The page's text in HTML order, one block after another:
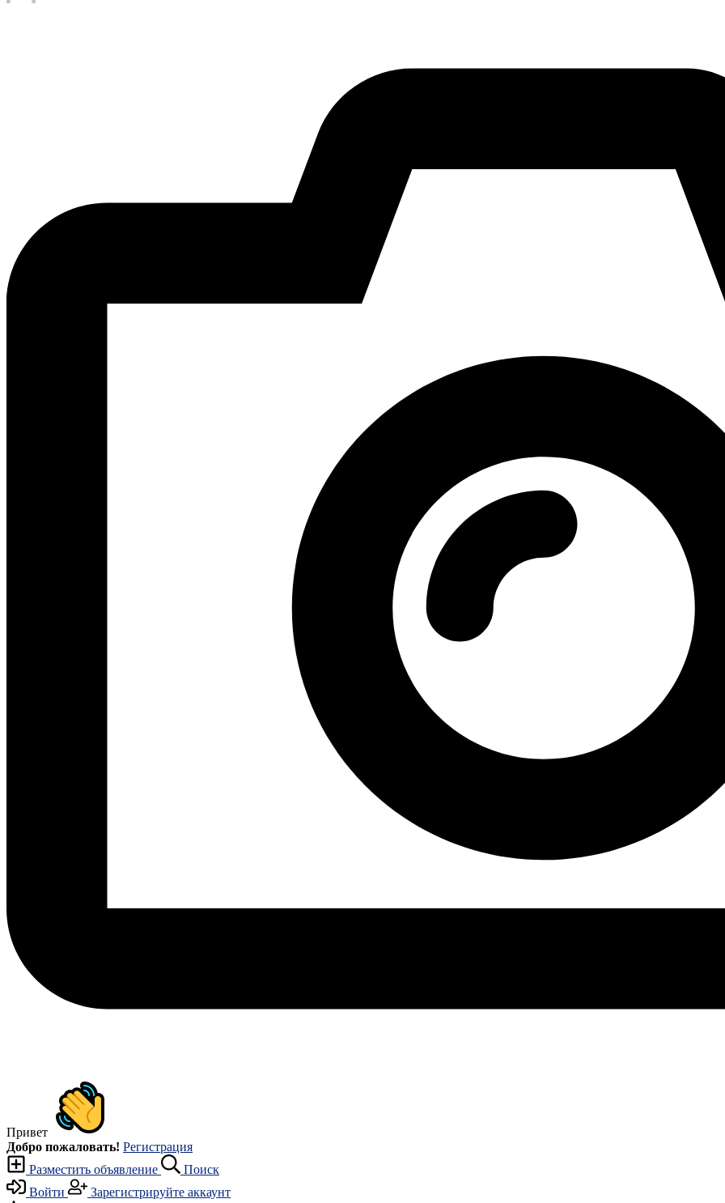
Привет
Добро пожаловать! Регистрация
Разместить объявление
Поиск
Войти
Зарегистрируйте аккаунт